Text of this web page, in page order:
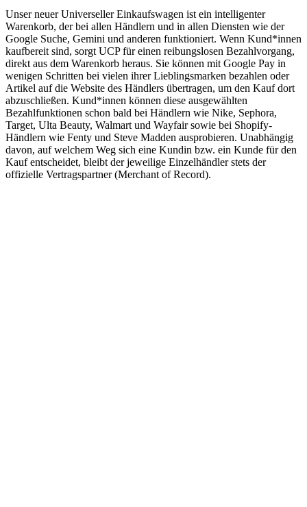
Unser neuer Universeller Einkaufswagen ist ein intelligenter
Warenkorb, der bei allen Händlern und in allen Diensten wie der
Google Suche, Gemini und anderen funktioniert. Wenn Kund*innen
kaufbereit sind, sorgt UCP für einen reibungslosen Bezahlvorgang,
direkt aus dem Warenkorb heraus. Sie können mit Google Pay in
wenigen Schritten bei vielen ihrer Lieblingsmarken bezahlen oder
Artikel auf die Website des Händlers übertragen, um den Kauf dort
abzuschließen. Kund*innen können diese ausgewählten
Bezahlfunktionen schon bald bei Händlern wie Nike, Sephora,
Target, Ulta Beauty, Walmart und Wayfair sowie bei Shopify-
Händlern wie Fenty und Steve Madden ausprobieren. Unabhängig
davon, auf welchem ​​Weg sich eine Kundin bzw. ein Kunde für den
Kauf entscheidet, bleibt der jeweilige Einzelhändler stets der
offizielle Vertragspartner (Merchant of Record).